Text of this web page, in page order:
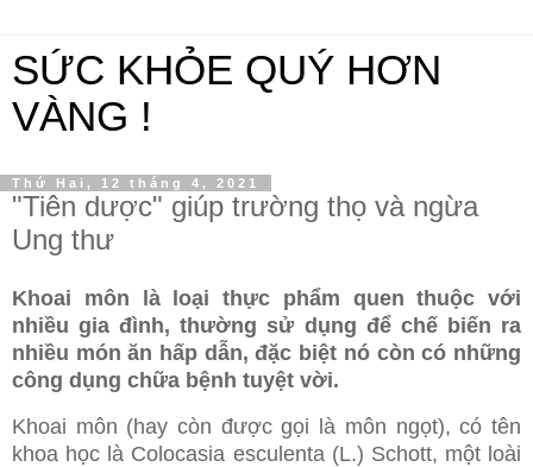
SỨC KHỎE QUÝ HƠN
VÀNG !
Thứ Hai, 12 tháng 4, 2021
"Tiên dược" giúp trường thọ và ngừa
Ung thư
Khoai môn là loại thực phẩm quen thuộc với
nhiều gia đình, thường sử dụng để chế biến ra
nhiều món ăn hấp dẫn, đặc biệt nó còn có những
công dụng chữa bệnh tuyệt vời.
Khoai môn (hay còn được gọi là môn ngọt), có tên
khoa học là Colocasia esculenta (L.) Schott, một loài